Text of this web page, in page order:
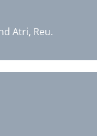
Atri, Reu.